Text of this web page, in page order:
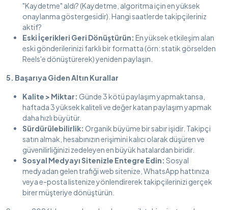
"Kaydetme" aldı? (Kaydetme, algoritma için en yüksek
onaylanma göstergesidir). Hangi saatlerde takipçileriniz
aktif?
Eski İçerikleri Geri Dönüştürün: En yüksek etkileşim alan
eski gönderilerinizi farklı bir formatta (örn: statik görselden
Reels'e dönüştürerek) yeniden paylaşın.
5. Başarıya Giden Altın Kurallar
Kalite > Miktar: Günde 3 kötü paylaşım yapmaktansa,
haftada 3 yüksek kaliteli ve değer katan paylaşım yapmak
daha hızlı büyütür.
Sürdürülebilirlik: Organik büyüme bir sabır işidir. Takipçi
satın almak, hesabınızın erişimini kalıcı olarak düşüren ve
güvenilirliğinizi zedeleyen en büyük hatalardan biridir.
Sosyal Medyayı Sitenizle Entegre Edin: Sosyal
medyadan gelen trafiği web sitenize, WhatsApp hattınıza
veya e-posta listenize yönlendirerek takipçilerinizi gerçek
birer müşteriye dönüştürün.